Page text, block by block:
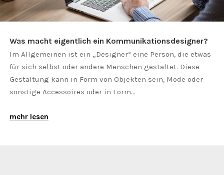
Was macht eigentlich ein Kommunikationsdesigner?
Im Allgemeinen ist ein „Designer“ eine Person, die etwas
für sich selbst oder andere Menschen gestaltet. Diese
Gestaltung kann in Form von Objekten sein, Mode oder
sonstige Accessoires oder in Form...
mehr lesen